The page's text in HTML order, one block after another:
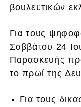
βουλευτικών
Για τους
Σαββάτου 24
Παρασκευής
το πρωί της
Για τους